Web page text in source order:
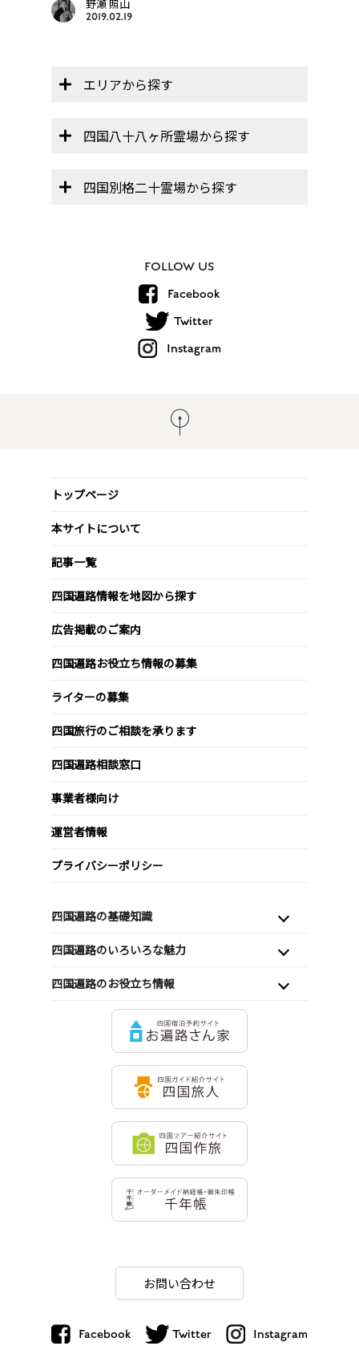
野瀬 照山
2019.02.19
エリアから探す
四国八十八ヶ所霊場から探す
四国別格二十霊場から探す
FOLLOW US
Facebook
Twitter
Instagram
トップページ
本サイトについて
記事一覧
四国遍路情報を地図から探す
広告掲載のご案内
四国遍路お役立ち情報の募集
ライターの募集
四国旅行のご相談を承ります
四国遍路相談窓口
事業者様向け
運営者情報
プライバシーポリシー
四国遍路の基礎知識
四国遍路のいろいろな魅力
四国遍路のお役立ち情報
お問い合わせ
Facebook Twitter Instagram